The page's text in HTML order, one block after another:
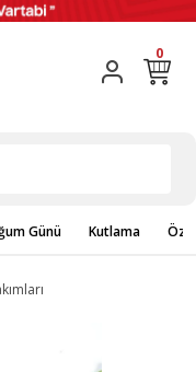
0
Günü Kutlama